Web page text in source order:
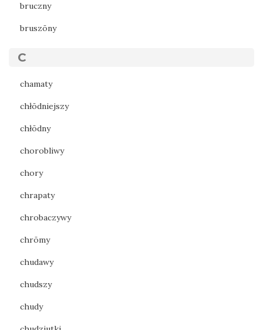
bruczny
bruszōny
C
chamaty
chłōdniejszy
chłōdny
chorobliwy
chory
chrapaty
chrobaczywy
chrōmy
chudawy
chudszy
chudy